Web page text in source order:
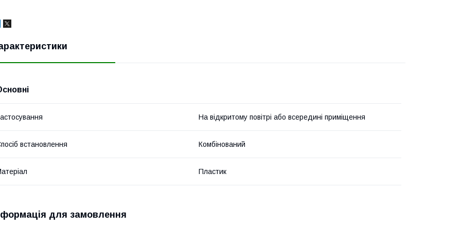
На відкритому повітрі або всередині приміщення
встановлення Комбінований
Пластик
для замовлення